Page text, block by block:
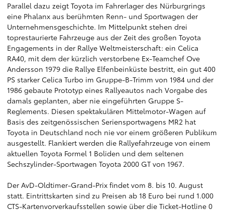
Parallel dazu zeigt Toyota im Fahrerlager des Nürburgrings
eine Phalanx aus berühmten Renn- und Sportwagen der
Unternehmensgeschichte. Im Mittelpunkt stehen drei
toprestaurierte Fahrzeuge aus der Zeit des großen Toyota
Engagements in der Rallye Weltmeisterschaft: ein Celica
RA40, mit dem der kürzlich verstorbene Ex-Teamchef Ove
Andersson 1979 die Rallye Elfenbeinküste bestritt, ein gut 400
PS starker Celica Turbo im Gruppe-B-Trimm von 1984 und der
1986 gebaute Prototyp eines Rallyeautos nach Vorgabe des
damals geplanten, aber nie eingeführten Gruppe S-
Reglements. Diesen spektakulären Mittelmotor-Wagen auf
Basis des zeitgenössischen Seriensportwagens MR2 hat
Toyota in Deutschland noch nie vor einem größeren Publikum
ausgestellt. Flankiert werden die Rallyefahrzeuge von einem
aktuellen Toyota Formel 1 Boliden und dem seltenen
Sechszylinder-Sportwagen Toyota 2000 GT von 1967.
Der AvD-Oldtimer-Grand-Prix findet vom 8. bis 10. August
statt. Eintrittskarten sind zu Preisen ab 18 Euro bei rund 1.000
CTS-Kartenvorverkaufsstellen sowie über die Ticket-Hotline 0